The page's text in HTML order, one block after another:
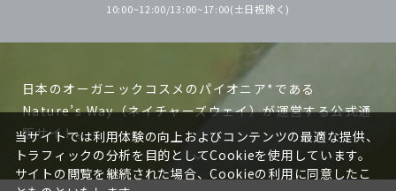
10:00~12:00/13:00~17:00(土日祝除く)
日本のオーガニックコスメのパイオニア*である
Nature’s Way（ネイチャーズウェイ）が運営する公式通
販サイト。
ネイチャーズウェイの製品は日本で作る、日本人の肌に
当サイトでは利用体験の向上およびコンテンツの最適な提供、
トラフィックの分析を目的としてCookieを使用しています。
サイトの閲覧を継続された場合、Cookieの利用に同意したこ